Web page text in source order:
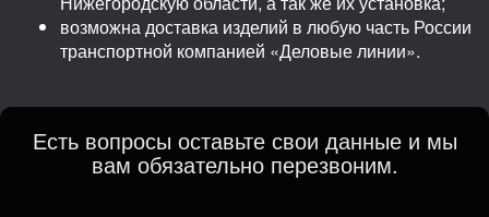
возможна доставка изделий в любую часть России
транспортной компанией «Деловые линии».
Есть вопросы оставьте свои данные и мы
вам обязательно перезвоним.